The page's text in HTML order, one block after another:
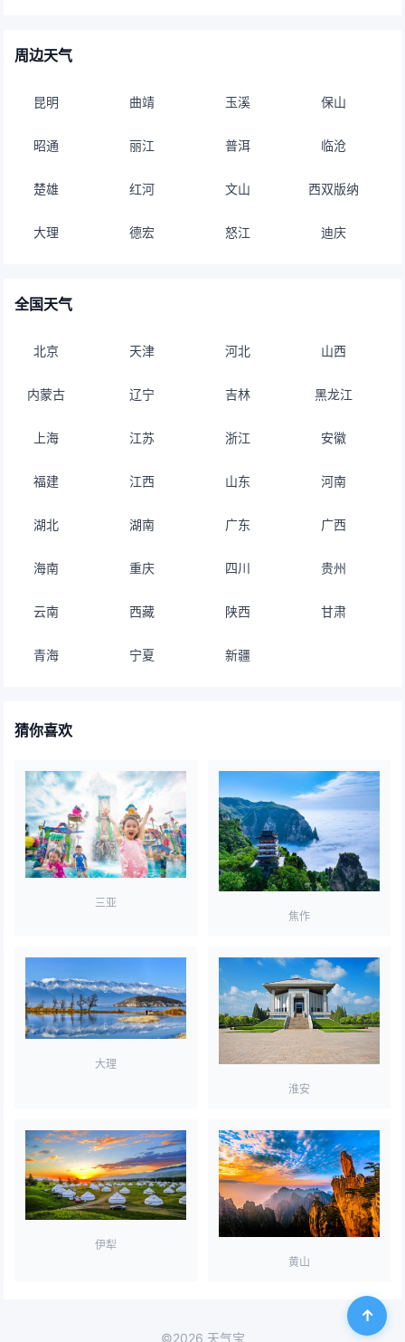
周边天气
昆明 曲靖 玉溪 保山
昭通 丽江 普洱 临沧
楚雄 红河 文山 西双版纳
大理 德宏 怒江 迪庆
全国天气
北京 天津 河北 山西
内蒙古 辽宁 吉林 黑龙江
上海 江苏 浙江 安徽
福建 江西 山东 河南
湖北 湖南 广东 广西
海南 重庆 四川 贵州
云南 西藏 陕西 甘肃
青海 宁夏 新疆
猜你喜欢
三亚
焦作
大理
淮安
伊犁
黄山
©2026 天气宝